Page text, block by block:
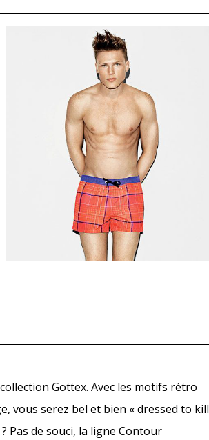
Gottex. Avec les motifs rétro
vous serez bel et bien « dressed to kill
Pas de souci, la ligne Contour